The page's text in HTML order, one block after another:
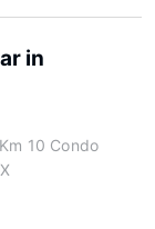
in
10 Condo